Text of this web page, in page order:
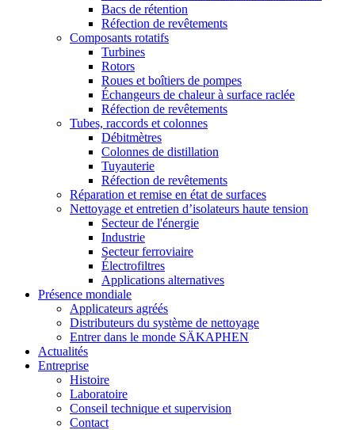
Bacs de rétention
Réfection de revêtements
Composants rotatifs
Turbines
Rotors
Roues et boîtiers de pompes
Échangeurs de chaleur à surface raclée
Réfection de revêtements
Tubes, raccords et colonnes
Débitmètres
Colonnes de distillation
Tuyauterie
Réfection de revêtements
Réparation et remise en état de surfaces
Nettoyage et entretien d’isolateurs haute tension
Secteur de l'énergie
Industrie
Secteur ferroviaire
Électrofiltres
Applications alternatives
Présence mondiale
Applicateurs agréés
Distributeurs du système de nettoyage
Entrer dans le monde SÄKAPHEN
Actualités
Entreprise
Histoire
Laboratoire
Conseil technique et supervision
Contact